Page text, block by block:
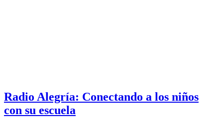
Radio Alegría: Conectando a los niños
con su escuela